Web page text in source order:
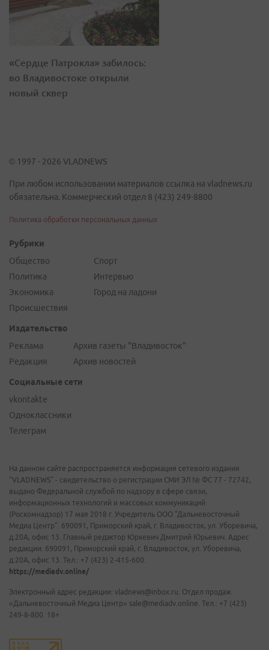
«Сердце Патрокла» забилось:
во Владивостоке открыли
новый сквер
© 1997 - 2026 VLADNEWS
При любом использовании материалов ссылка на vladnews.ru
обязательна. Коммерческий отдел 8 (423) 249-8800
Политика обработки персональных данных
Рубрики
Общество
Политика
Экономика
Происшествия
Спорт
Интервью
Город на ладони
Издательство
Реклама
Редакция
Архив газеты "Владивосток"
Архив новостей
Социальные сети
vkontakte
Одноклассники
Телеграм
На данном сайте распространяется информация сетевого издания
"VLADNEWS" - свидетельство о регистрации СМИ ЭЛ № ФС 77 - 72742,
выдано Федеральной службой по надзору в сфере связи,
информационных технологий и массовых коммуникаций
(Роскомнадзор) 17 мая 2018 г. Учредитель ООО "Дальневосточный
Медиа Центр". 690091, Приморский край, г. Владивосток, ул. Уборевича,
д.20А, офис 13. Главный редактор Юркевич Дмитрий Юрьевич. Адрес
редакции: 690091, Приморский край, г. Владивосток, ул. Уборевича,
д.20А, офис 13. Тел.: +7 (423) 2-415-600.
https://mediadv.online/
Электронный адрес редакции: vladnews@inbox.ru. Отдел продаж
«Дальневосточный Медиа Центр» sale@mediadv.online. Тел.: +7 (423)
249-8-800. 18+